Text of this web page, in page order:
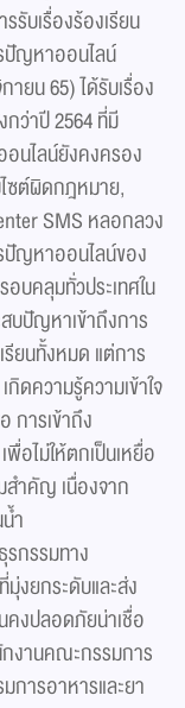
รับเรื่องร้องเรียน
ปัญหาออนไลน์
ยน 65) ได้รับเรื่อง
ว่าปี 2564 ที่มี
นไลน์ยังคงครอง
ซต์ผิดกฎหมาย,
SMS หลอกลวง
ปัญหาออนไลน์ของ
บคลุมทั่วประเทศใน
บปัญหาเข้าถึงการ
ยนทั้งหมด แต่การ
ดความรู้ความเข้าใจ
การเข้าถึง
อไม่ให้ตกเป็นเหยื่อ
สำคัญ เนื่องจาก
ำ
กรรมทาง
งยกระดับและส่ง
คงปลอดภัยน่าเชื่อ
งานคณะกรรมการ
ารอาหารและยา